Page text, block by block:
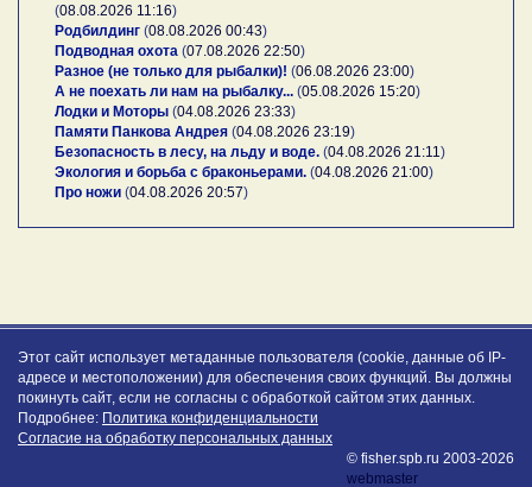
(08.08.2026 11:16)
Родбилдинг (08.08.2026 00:43)
Подводная охота (07.08.2026 22:50)
Разное (не только для рыбалки)! (06.08.2026 23:00)
А не поехать ли нам на рыбалку... (05.08.2026 15:20)
Лодки и Моторы (04.08.2026 23:33)
Памяти Панкова Андрея (04.08.2026 23:19)
Безопасность в лесу, на льду и воде. (04.08.2026 21:11 )
Экология и борьба с браконьерами. (04.08.2026 21:00)
Про ножи (04.08.2026 20:57)
Этот сайт использует метаданные пользователя (cookie, данные об IP-
адресе и местоположении) для обеспечения своих функций. Вы должны
покинуть сайт, если не согласны с обработкой сайтом этих данных.
Подробнее: Политика конфиденциальности
Согласие на обработку персональных данных
© fisher.spb.ru 2003-2026
webmaster